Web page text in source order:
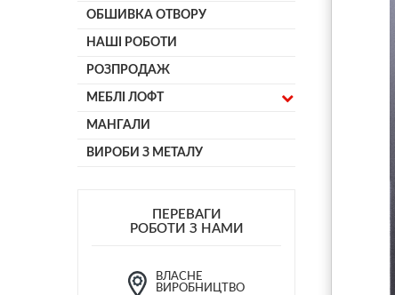
ОБШИВКА ОТВОРУ
НАШІ РОБОТИ
РОЗПРОДАЖ
МЕБЛІ ЛОФТ
МАНГАЛИ
ВИРОБИ З МЕТАЛУ
ПЕРЕВАГИ
РОБОТИ З НАМИ
ВЛАСНЕ
ВИРОБНИЦТВО